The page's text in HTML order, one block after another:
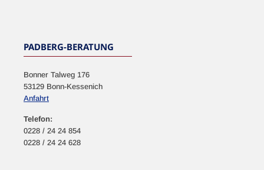
PADBERG-BERATUNG
Bonner Talweg 176
53129 Bonn-Kessenich
Anfahrt
Telefon:
0228 / 24 24 854
0228 / 24 24 628